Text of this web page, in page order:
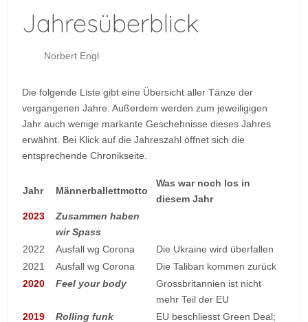
Jahresüberblick
Norbert Engl
Die folgende Liste gibt eine Übersicht aller Tänze der
vergangenen Jahre. Außerdem werden zum jeweiligigen
Jahr auch wenige markante Geschehnisse dieses Jahres
erwähnt. Bei Klick auf die Jahreszahl öffnet sich die
entsprechende Chronikseite.
Jahr Männerballettmotto
Was war noch los in
diesem Jahr
2023
Zusammen haben
wir Spass
2022
Ausfall wg Corona
Die Ukraine wird überfallen
2021
Ausfall wg Corona
Die Taliban kommen zurück
2020
Feel your body
Grossbritannien ist nicht
mehr Teil der EU
2019
Rolling funk
EU beschliesst Green Deal;